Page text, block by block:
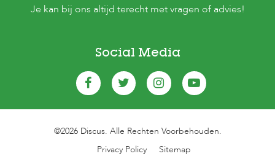
Je kan bij ons altijd terecht met vragen of advies!
Social Media
©2026 Discus. Alle Rechten Voorbehouden.
Privacy Policy
Sitemap